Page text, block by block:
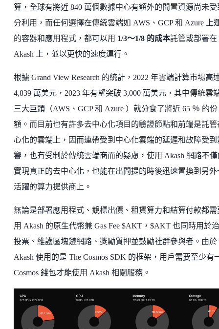
算，全球有將近 840 萬個數據中心有額外的閒置資源尚未受
分利用，而任何選擇在傳統雲端如 AWS、GCP 和 Azure 上
的容器和應用程式，都可以用 1/3～1/8 的成本託管或部署在
Akash 上，並以更快的速度運行。
根據 Grand View Research 的統計，2022 年雲端計算市場高
4,839 萬美元，2023 年有望突破 3,000 萬美元，其中傳統雲
三大巨頭（AWS、GCP 和 Azure ）就分食了將近 65 ％ 的份
額。而目前也有許多去中心化項目的驗證節點和前端是託管
心化的雲端上，因而連帶受到中心化雲端的延遲和故障受到
響，也有受制於傳統雲端商而的疑慮，使用 Akash 網路不僅
實現真正的去中心化，也能在出問提的時後迅速置換到另外
活躍的算力提供商上。
無論是部署應用程式、競標出價、租賃算力和結算付款都需
用 Akash 的原生代幣兼 Gas Fee $AKT，$AKT 也同時用於
投票、維護區塊鏈網路、獎勵質押並鼓勵社群參與者。由於
Akash 使用的是 The Cosmos SDK 的框架，用戶需要至少有
Cosmos 錢包才能使用 Akash 相關服務。